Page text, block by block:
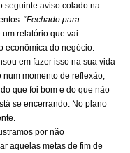
seguinte aviso colado na
“Fechado para
um relatório que vai
econômica do negócio.
em fazer isso na sua vida
num momento de reflexão,
que foi bom e do que não
se encerrando. No plano
por não
aquelas metas de fim de